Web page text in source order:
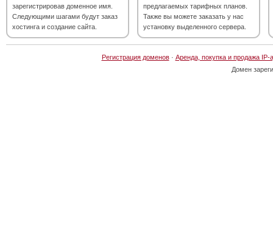
зарегистрировав доменное имя.
Следующими шагами будут заказ
хостинга и создание сайта.
предлагаемых тарифных планов.
Также вы можете заказать у нас
установку выделенного сервера.
Регистрация доменов· Аренда, покупка и продажа IP-
Домен